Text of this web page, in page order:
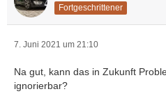
Fortgeschrittener
7. Juni 2021 um 21:10
Na gut, kann das in Zukunft
ignorierbar?